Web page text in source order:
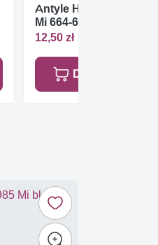
Antyle Holenderskie
Mi 664-666 FDC
12,50 zł
Dodaj do